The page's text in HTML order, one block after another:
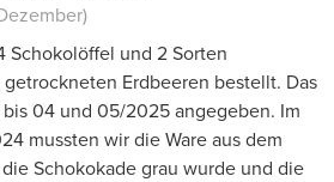
Schokolöffel und 2 Sorten
Erdbeeren bestellt. Das
04 und 05/2025 angegeben. Im
mussten wir die Ware aus dem
Schokokade grau wurde und die